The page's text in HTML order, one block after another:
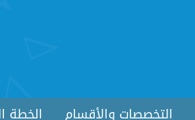
التخصصات والأقسام الخطة